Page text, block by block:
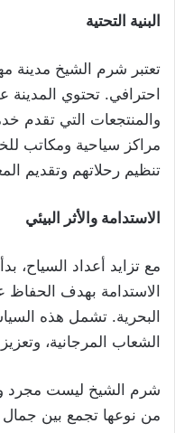
البنية التحتية
تعتبر شرم الشيخ مدينة
احترافي. تحتوي
والمنتجعات التي تقدم
مراكز سياحية ومكاتب
تنظيم رحلاتهم وتقديم
الاستدامة والأثر البيئي
مع تزايد أعداد السياح،
الاستدامة بهدف الحفاظ
البحرية. تشمل هذه
الشعاب المرجانية،
شرم الشيخ ليست مجرد
من نوعها تجمع بين جمال